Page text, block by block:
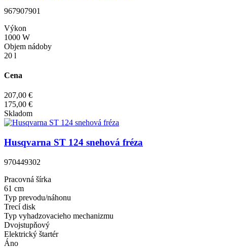
967907901
Výkon
1000 W
Objem nádoby
20 l
Cena
207,00 €
175,00 €
Skladom
Husqvarna ST 124 snehová fréza
970449302
Pracovná šírka
61 cm
Typ prevodu/náhonu
Trecí disk
Typ vyhadzovacieho mechanizmu
Dvojstupňový
Elektrický štartér
Áno